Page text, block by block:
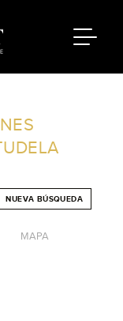
NUEVA BÚSQUEDA
MAPA